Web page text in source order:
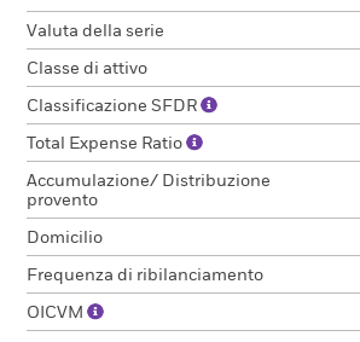
Valuta della serie
Classe di attivo
Classificazione SFDR
Total Expense Ratio
Accumulazione/ Distribuzione
provento
Domicilio
Frequenza di ribilanciamento
OICVM